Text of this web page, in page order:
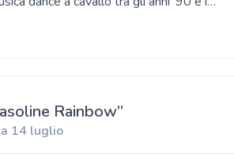
sonoro di uno dei migliori artisti dance al
con la sua consolle circondato
Gigi D’Agostino vanta una carriera più
Rainbow”
14 luglio